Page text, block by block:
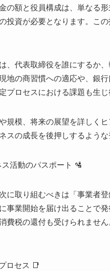
の額と役員構成は、単なる
投資が必要となります。こ
、代表取締役を誰にするか
地の商習慣への適応や、銀
プロセスにおける課題も生じ
規模、将来の展望を詳しく
スの成長を後押しするよう
活動のパスポート 🛂
に取り組むべきは「事業者
事業開始を届け出ることで
費税の還付も受けられませ
ロセス 📑